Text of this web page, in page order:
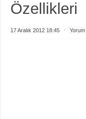
Özellikleri
17 Aralık 2012 18:45 ⋅ Yorum